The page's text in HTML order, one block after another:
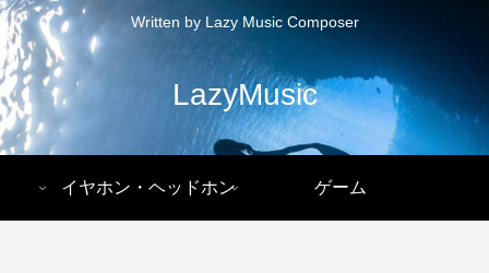
Written by Lazy Music Composer
LazyMusic
イヤホン・ヘッドホン ゲーム